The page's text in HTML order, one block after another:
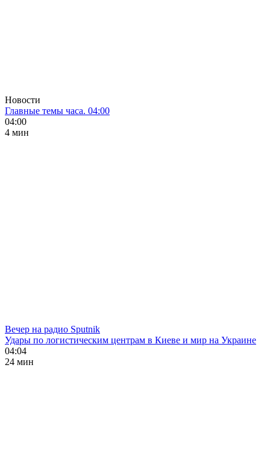
Новости
Главные темы часа. 04:00
04:00
4 мин
Вечер на радио Sputnik
Удары по логистическим центрам в Киеве и мир на Украине
04:04
24 мин